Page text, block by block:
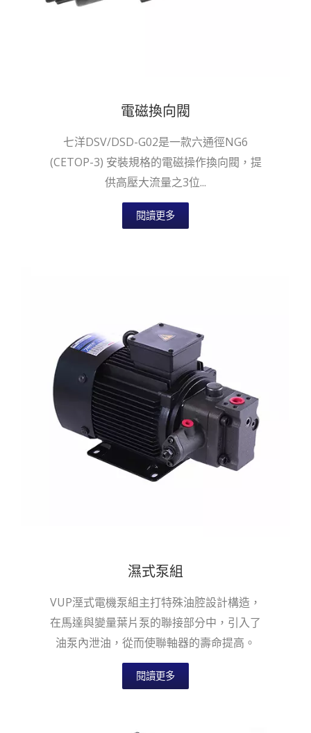
電磁換向閥
七洋DSV/DSD-G02是一款六通徑NG6
(CETOP-3) 安裝規格的電磁操作換向閥，提
供高壓大流量之3位...
閱讀更多
濕式泵組
VUP溼式電機泵組主打特殊油腔設計構造，
在馬達與變量葉片泵的聯接部分中，引入了
油泵內泄油，從而使聯軸器的壽命提高。
閱讀更多